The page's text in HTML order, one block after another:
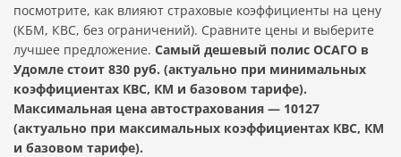
посмотрите, как влияют страховые коэффициенты на цену
(КБМ, КВС, без ограничений). Сравните цены и выберите
лучшее предложение. Самый дешевый полис ОСАГО в
Удомле стоит 830 руб. (актуально при минимальных
коэффициентах КВС, КМ и базовом тарифе).
Максимальная цена автострахования — 10127
(актуально при максимальных коэффициентах КВС, КМ
и базовом тарифе).